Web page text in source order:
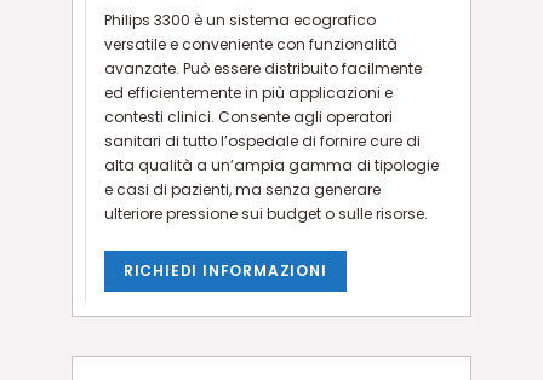
Philips 3300 è un sistema ecografico
versatile e conveniente con funzionalità
avanzate. Può essere distribuito facilmente
ed efficientemente in più applicazioni e
contesti clinici. Consente agli operatori
sanitari di tutto l’ospedale di fornire cure di
alta qualità a un’ampia gamma di tipologie
e casi di pazienti, ma senza generare
ulteriore pressione sui budget o sulle risorse.
RICHIEDI INFORMAZIONI